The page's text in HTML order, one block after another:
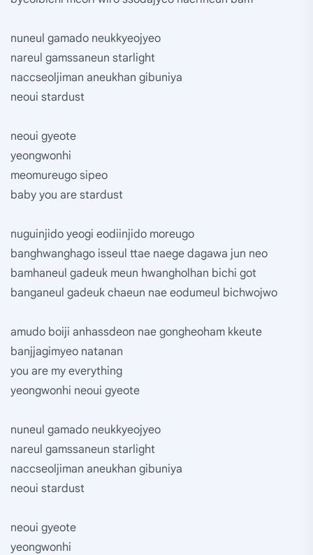
nuneul gamado neukkyeojyeo
nareul gamssaneun starlight
naccseoljiman aneukhan gibuniya
neoui stardust
neoui gyeote
yeongwonhi
meomureugo sipeo
baby you are stardust
nuguinjido yeogi eodiinjido moreugo
banghwanghago isseul ttae naege dagawa jun neo
bamhaneul gadeuk meun hwangholhan bichi got
banganeul gadeuk chaeun nae eodumeul bichwojwo
amudo boiji anhassdeon nae gongheoham kkeute
banjjagimyeo natanan
you are my everything
yeongwonhi neoui gyeote
nuneul gamado neukkyeojyeo
nareul gamssaneun starlight
naccseoljiman aneukhan gibuniya
neoui stardust
neoui gyeote
yeongwonhi